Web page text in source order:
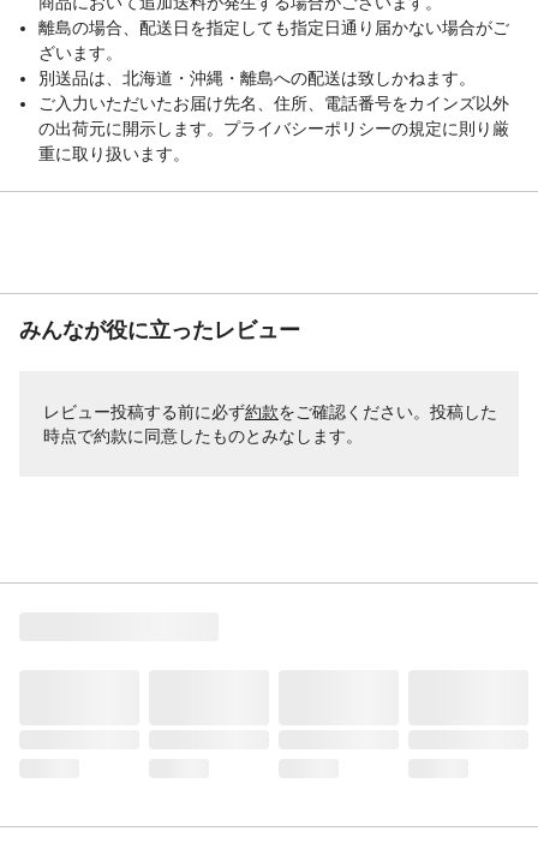
離島の場合、配送日を指定しても指定日通り届かない場合がご
ざいます。
別送品は、北海道・沖縄・離島への配送は致しかねます。
ご入力いただいたお届け先名、住所、電話番号をカインズ以外
の出荷元に開示します。プライバシーポリシーの規定に則り厳
重に取り扱います。
みんなが役に立ったレビュー
レビュー投稿する前に必ず約款をご確認ください。投稿した
時点で約款に同意したものとみなします。